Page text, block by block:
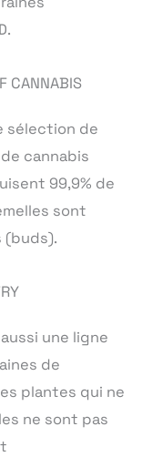
CANNABIS
sélection de
cannabis
99,9% de
sont
(buds).
une ligne
de
plantes qui ne
ne sont pas